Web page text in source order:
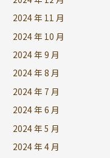
2024 年 11 月
2024 年 10 月
2024 年 9 月
2024 年 8 月
2024 年 7 月
2024 年 6 月
2024 年 5 月
2024 年 4 月